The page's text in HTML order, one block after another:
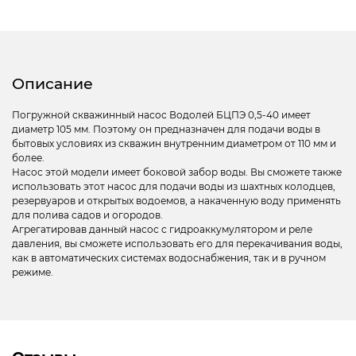
Описание
Погружной скважинный насос Водолей БЦПЭ 0,5-40 имеет
диаметр 105 мм. Поэтому он предназначен для подачи воды в
бытовых условиях из скважин внутренним диаметром от 110 мм и
более.
Насос этой модели имеет боковой забор воды. Вы сможете также
использовать этот насос для подачи воды из шахтных колодцев,
резервуаров и открытых водоемов, а накаченную воду применять
для полива садов и огородов.
Агрегатировав данный насос с гидроаккумулятором и реле
давления, вы сможете использовать его для перекачивания воды,
как в автоматических системах водоснабжения, так и в ручном
режиме.